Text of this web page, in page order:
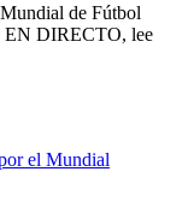
de Fútbol
EN DIRECTO, lee